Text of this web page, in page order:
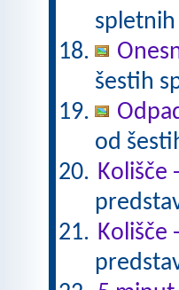
spletnih
šestih
od
Kolišče
Kolišče